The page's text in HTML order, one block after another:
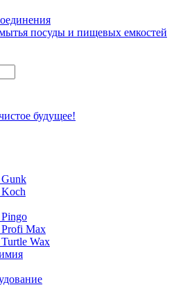
посуды и пищевых емкостей
Max
Wax